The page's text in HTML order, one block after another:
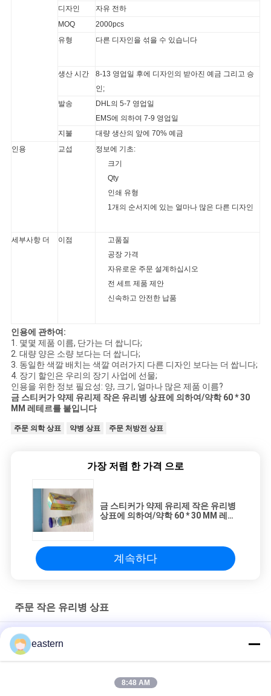
PRIVACY
디자인
자유 전하
MOQ
2000pcs
유형
다른 디자인을 섞을 수 있습니다
생산 시간
8-13 영업일 후에 디자인의 받아진 예금 그리고 승
인;
발송
DHL의 5-7 영업일
EMS에 의하여 7-9 영업일
지불
대량 생산의 앞에 70% 예금
인용
교섭
정보에 기초:
크기
Qty
인쇄 유형
1개의 순서지에 있는 얼마나 많은 다른 디자인
세부사항 더 이점
고품질
공장 가격
자유로운 주문 설계하십시오
전 세트 제품 제안
신속하고 안전한 납품
인용에 관하여:
1. 몇몇 제품 이름, 단가는 더 쌉니다;
2. 대량 양은 소량 보다는 더 쌉니다;
3. 동일한 색깔 배치는 색깔 여러가지 다른 디자인 보다는 더 쌉니다;
4. 장기 할인은 우리의 장기 사업에 선물;
인용을 위한 정보 필요성: 양, 크기, 얼마나 많은 제품 이름?
금 스티커가 약제 유리제 작은 유리병 상표에 의하여/약학 60 * 30
MM 레테르를 붙입니다
주문 의학 상표 약병 상표 주문 처방전 상표
가장 저렴 한 가격 으로
금 스티커가 약제 유리제 작은 유리병
상표에 의하여/약학 60 * 30 MM 레테
계속하다
주문 작은 유리병 상표
Sus 250 10ml 유리 바이알 라벨
10ml 병용 맞춤형 인쇄 스티커 개인화된 라벨
HG H 100IU 10 플라스크 라벨 소마트로핀 1 플라스크 라벨 스티커
eastern
8:48 AM